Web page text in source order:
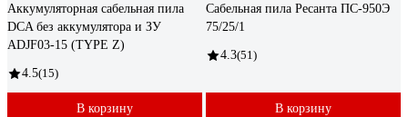
Аккумуляторная сабельная пила
DCA без аккумулятора и ЗУ
ADJF03-15 (TYPE Z)
4.5(15)
В корзину
Сабельная пила Ресанта ПС-950Э
75/25/1
4.3(51)
В корзину